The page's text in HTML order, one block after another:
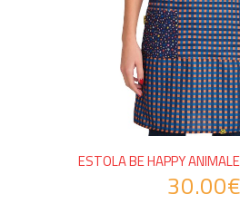
ESTOLA BE HAPPY
30.00€